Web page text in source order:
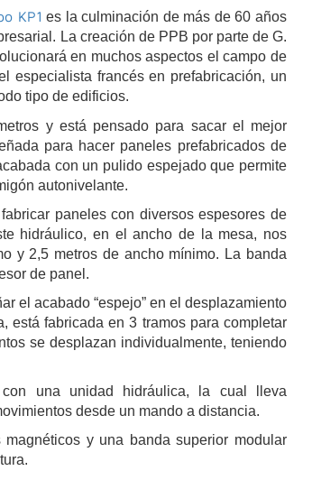
KP1 es la culminación de más de 60 años
La creación de PPB por parte de G.
en muchos aspectos el campo de
especialista francés en prefabricación, un
tipo de edificios.
y está pensado para sacar el mejor
para hacer paneles prefabricados de
con un pulido espejado que permite
autonivelante.
paneles con diversos espesores de
hidráulico, en el ancho de la mesa, nos
y 2,5 metros de ancho mínimo. La banda
de panel.
el acabado “espejo” en el desplazamiento
está fabricada en 3 tramos para completar
se desplazan individualmente, teniendo
con una unidad hidráulica, la cual lleva
desde un mando a distancia.
y una banda superior modular